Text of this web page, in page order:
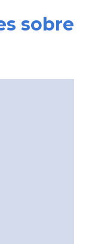
sobre